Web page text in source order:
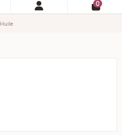
0
Huile